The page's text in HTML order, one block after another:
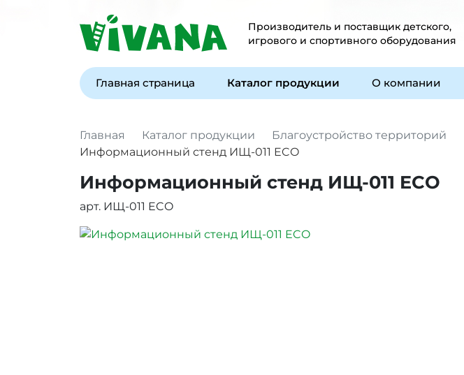
Производитель и поставщик детского,
игрового и спортивного оборудования
Главная страница Каталог продукции О компании
Главная Каталог продукции Благоустройство территорий
Информационный стенд ИЩ-011 ECO
Информационный стенд ИЩ-011 ECO
арт. ИЩ-011 ECO